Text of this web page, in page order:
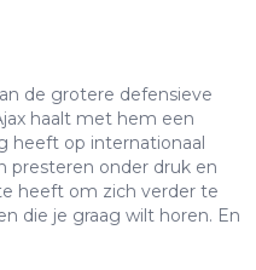
de grotere defensieve
haalt met hem een
heeft op internationaal
presteren onder druk en
heeft om zich verder te
die je graag wilt horen. En